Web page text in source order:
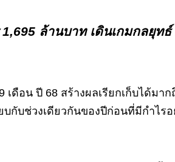
ล้านบาท เดินเกมกลยุท
ดือน ปี 68 สร้างผลเรียกเก็บได้ม
บกับช่วงเดียวกันของปีก่อนที่มีกำไ